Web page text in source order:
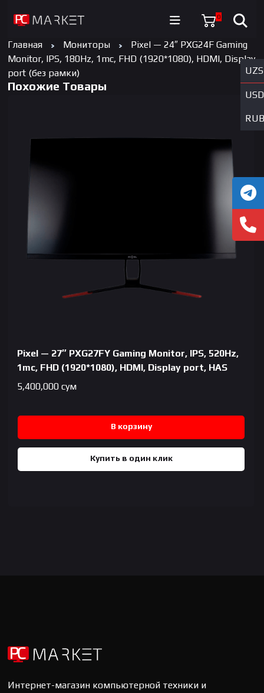
0
UZS
USD
RUB
Главная Мониторы
Pixel — 24″ PXG24F Gaming
Monitor, IPS, 180Hz, 1mc, FHD (1920*1080), HDMI, Display
port (без рамки)
Похожие Товары
Pixel — 27″ PXG27FY Gaming Monitor, IPS, 520Hz,
1mc, FHD (1920*1080), HDMI, Display port, HAS
5,400,000 сум
В корзину
Купить в один клик
Интернет-магазин компьютерной техники и